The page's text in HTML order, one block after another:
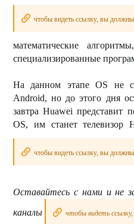
чтобы видеть ссылку, вы
математические
специализированные
На данном этапе OS не
Android, но до этого дня
завтра Huawei представит
OS, им станет телевизор
чтобы видеть ссылку, вы
Оставайтесь с нами и не
каналы
чтобы видеть